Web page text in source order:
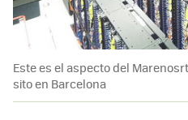
Este es el aspecto del
sito en Barcelona